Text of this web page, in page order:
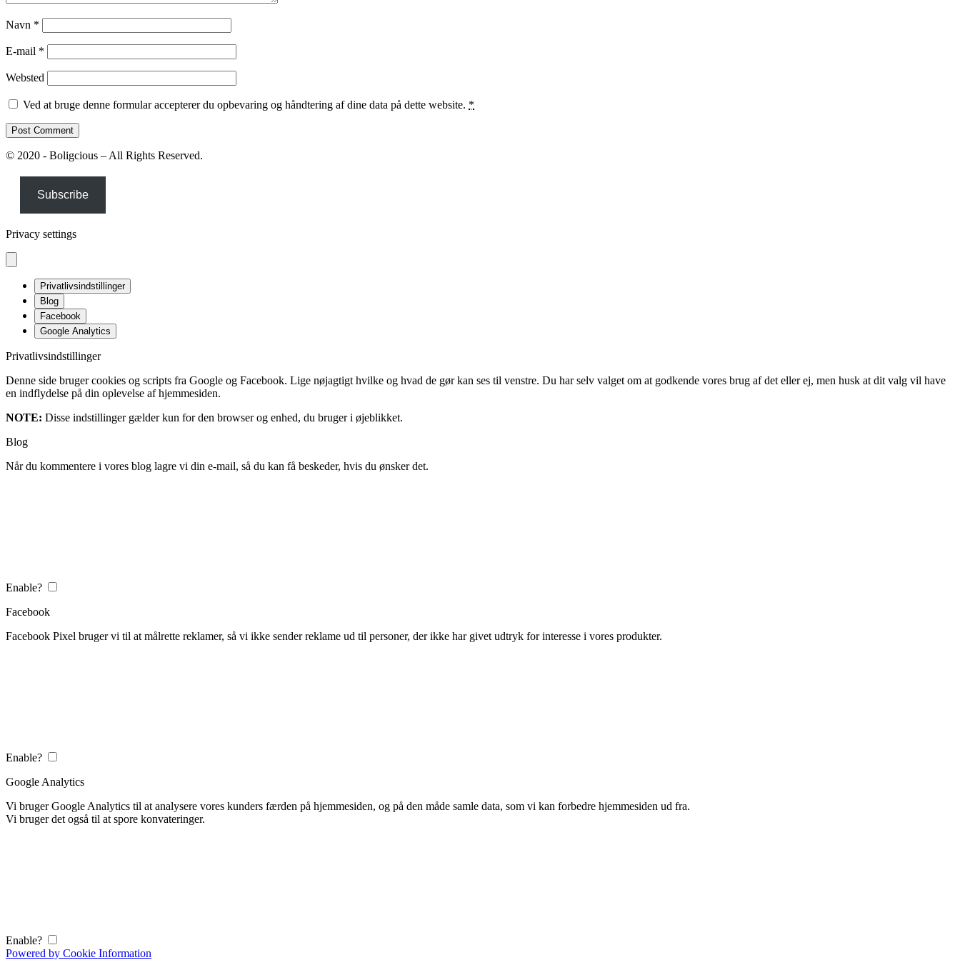
Navn *
E-mail *
Websted
Ved at bruge denne formular accepterer du opbevaring og håndtering af dine data på dette website. *
© 2020 - Boligcious – All Rights Reserved.
Subscribe
Privacy settings
Privatlivsindstillinger
Blog
Facebook
Google Analytics
Privatlivsindstillinger
Denne side bruger cookies og scripts fra Google og Facebook. Lige nøjagtigt hvilke og hvad de gør kan ses til venstre. Du har selv valget om at godkende vores brug af det eller ej, men husk at dit valg vil have
en indflydelse på din oplevelse af hjemmesiden.
NOTE: Disse indstillinger gælder kun for den browser og enhed, du bruger i øjeblikket.
Blog
Når du kommentere i vores blog lagre vi din e-mail, så du kan få beskeder, hvis du ønsker det.
Enable?
Facebook
Facebook Pixel bruger vi til at målrette reklamer, så vi ikke sender reklame ud til personer, der ikke har givet udtryk for interesse i vores produkter.
Enable?
Google Analytics
Vi bruger Google Analytics til at analysere vores kunders færden på hjemmesiden, og på den måde samle data, som vi kan forbedre hjemmesiden ud fra.
Vi bruger det også til at spore konvateringer.
Enable?
Powered by Cookie Information